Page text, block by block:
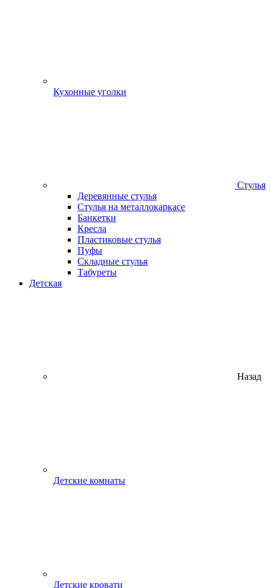
Кухонные уголки
Стулья
Деревянные стулья
Стулья на металлокаркасе
Банкетки
Кресла
Пластиковые стулья
Пуфы
Складные стулья
Табуреты
Детская
Назад
Детские комнаты
Детские кровати